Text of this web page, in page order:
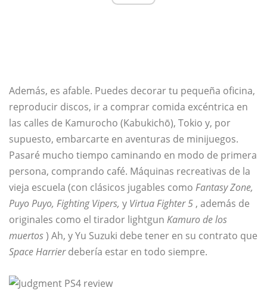
Además, es afable. Puedes decorar tu pequeña oficina,
reproducir discos, ir a comprar comida excéntrica en
las calles de Kamurocho (Kabukichō), Tokio y, por
supuesto, embarcarte en aventuras de minijuegos.
Pasaré mucho tiempo caminando en modo de primera
persona, comprando café. Máquinas recreativas de la
vieja escuela (con clásicos jugables como Fantasy Zone,
Puyo Puyo, Fighting Vipers, y Virtua Fighter 5 , además de
originales como el tirador lightgun Kamuro de los
muertos) Ah, y Yu Suzuki debe tener en su contrato que
Space Harrierdebería estar en todo siempre.